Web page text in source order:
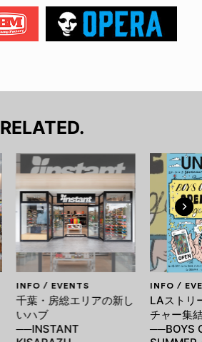
RELATED.
INFO / EVENTS
千葉・房総エリアの新し
いハブ
──INSTANT
INFO /
LAストリ
チャー集
──BOYS